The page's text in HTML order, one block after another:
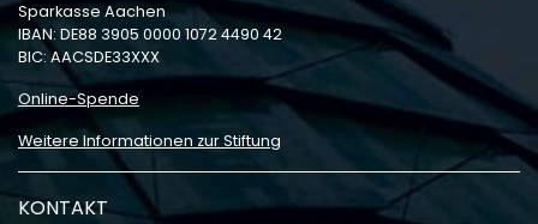
Sparkasse Aachen
IBAN: DE88 3905 0000 1072 4490 42
BIC: AACSDE33XXX
Online-Spende
Weitere Informationen zur Stiftung
KONTAKT